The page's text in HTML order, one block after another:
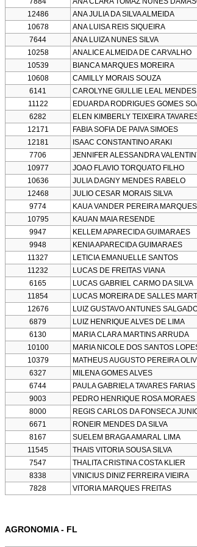
12486
ANA JULIA DA SILVA ALMEIDA
10678
ANA LUISA REIS SIQUEIRA
7644
ANA LUIZA NUNES SILVA
10258
ANALICE ALMEIDA DE CARVALHO
10539
BIANCA MARQUES MOREIRA
10608
CAMILLY MORAIS SOUZA
6141
CAROLYNE GIULLIE LEAL MENDES
11122
EDUARDA RODRIGUES GOMES
6282
ELEN KIMBERLY TEIXEIRA
12171
FABIA SOFIA DE PAIVA SIMOES
12181
ISAAC CONSTANTINO ARAKI
7706
JENNIFER ALESSANDRA
10977
JOAO FLAVIO TORQUATO FILHO
10636
JULIA DAGNY MENDES RABELO
12468
JULIO CESAR MORAIS SILVA
9774
KAUA VANDER PEREIRA MARQUES
10795
KAUAN MAIA RESENDE
9947
KELLEM APARECIDA GUIMARAES
9948
KENIA APARECIDA GUIMARAES
11327
LETICIA EMANUELLE SANTOS
11232
LUCAS DE FREITAS VIANA
6165
LUCAS GABRIEL CARMO DA SILVA
11854
LUCAS MOREIRA DE SALLES
12676
LUIZ GUSTAVO ANTUNES
6879
LUIZ HENRIQUE ALVES DE LIMA
6130
MARIA CLARA MARTINS ARRUDA
10100
MARIA NICOLE DOS SANTOS
10379
MATHEUS AUGUSTO PEREIRA
6327
MILENA GOMES ALVES
6744
PAULA GABRIELA TAVARES
9003
PEDRO HENRIQUE ROSA MORAES
8000
REGIS CARLOS DA FONSECA
6671
RONEIR MENDES DA SILVA
8167
SUELEM BRAGA AMARAL LIMA
11545
THAIS VITORIA SOUSA SILVA
7547
THALITA CRISTINA COSTA KLIER
8338
VINICIUS DINIZ FERREIRA VIEIRA
7828
VITORIA MARQUES FREITAS
AGRONOMIA - FL